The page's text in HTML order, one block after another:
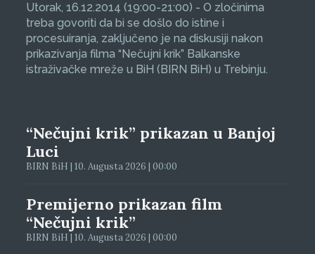
Utorak, 16.12.2014 (19:00-21:00) - O zločinima
treba govoriti da bi se došlo do istine i
procesuiranja, zaključeno je na diskusiji nakon
prikazivanja filma “Nečujni krik” Balkanske
istraživačke mreže u BiH (BIRN BiH) u Trebinju.
“Nečujni krik” prikazan u Banjoj
Luci
BIRN BiH | 10. Augusta 2026 | 00:00
Premijerno prikazan film
“Nečujni krik”
BIRN BiH | 10. Augusta 2026 | 00:00